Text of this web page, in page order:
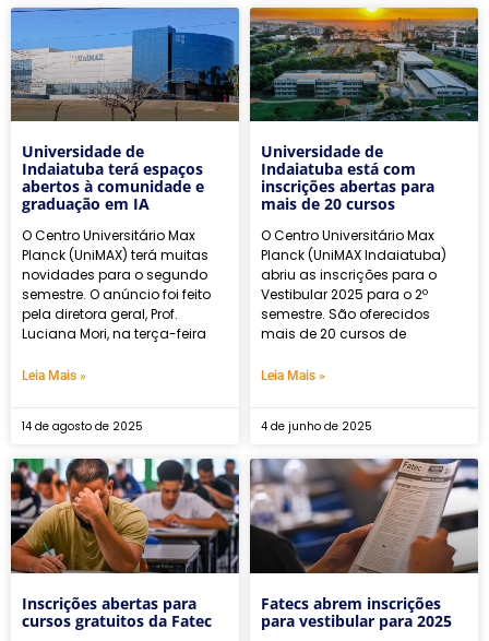
Universidade de
Indaiatuba terá espaços
abertos à comunidade e
graduação em IA
O Centro Universitário Max
Planck (UniMAX) terá muitas
novidades para o segundo
semestre. O anúncio foi feito
pela diretora geral, Prof.
Luciana Mori, na terça-feira
Leia Mais »
14 de agosto de 2025
Universidade de
Indaiatuba está com
inscrições abertas para
mais de 20 cursos
O Centro Universitário Max
Planck (UniMAX Indaiatuba)
abriu as inscrições para o
Vestibular 2025 para o 2º
semestre. São oferecidos
mais de 20 cursos de
Leia Mais »
4 de junho de 2025
Inscrições abertas para
cursos gratuitos da Fatec
Fatecs abrem inscrições
para vestibular para 2025